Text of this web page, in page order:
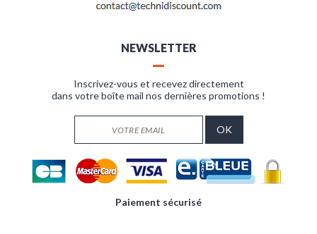
NEWSLETTER
Inscrivez-vous et recevez directement
dans votre boîte mail nos dernières promotions !
Paiement sécurisé